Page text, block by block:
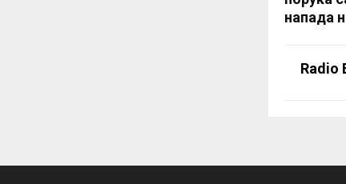
напада
Radio